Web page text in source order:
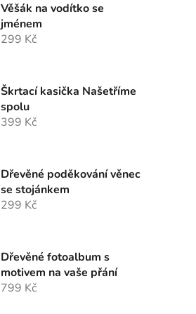
Věšák na vodítko se
jménem
299 Kč
Škrtací kasička Našetříme
spolu
399 Kč
Dřevěné poděkování věnec
se stojánkem
299 Kč
Dřevěné fotoalbum s
motivem na vaše přání
799 Kč